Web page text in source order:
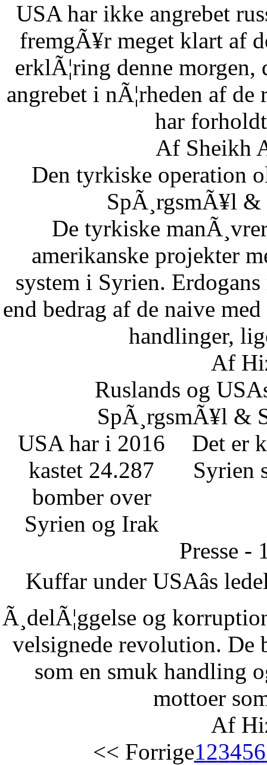
USA har ikke angrebet
fremgÃ¥r meget klart af
erklÃ¦ring denne
angrebet i nÃ¦rheden af
har
Af Sheikh
Den tyrkiske operation
SpÃ¸rgsmÃ¥l
De tyrkiske
amerikanske projekter
system i Syrien.
end bedrag af de naive
handlinger,
Af
Ruslands og
SpÃ¸rgsmÃ¥l &
Det er
Syrien
USA har i 2016
kastet 24.287
bomber over
Syrien og Irak
Presse -
Kuffar under USAâs
Ã¸delÃ¦ggelse og
velsignede revolution. De
som en smuk handling
mottoer
Af
<< Forrige123456